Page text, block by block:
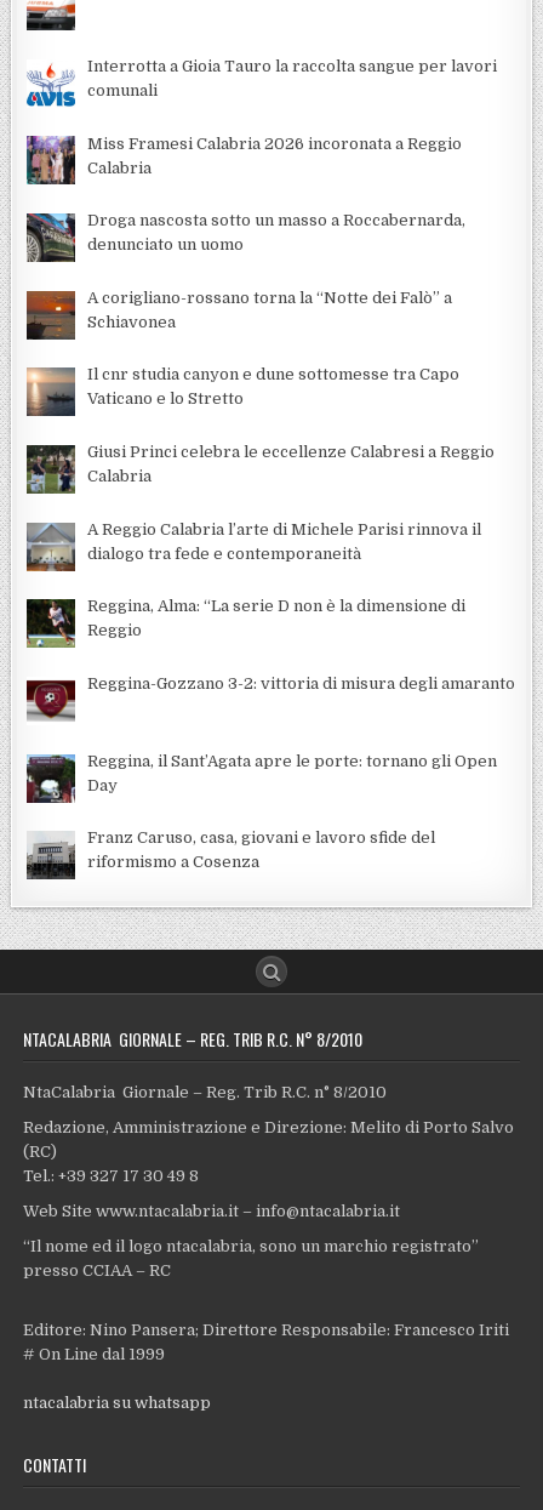
Interrotta a Gioia Tauro la raccolta sangue per lavori
comunali
Miss Framesi Calabria 2026 incoronata a Reggio
Calabria
Droga nascosta sotto un masso a Roccabernarda,
denunciato un uomo
A corigliano-rossano torna la “Notte dei Falò” a
Schiavonea
Il cnr studia canyon e dune sottomesse tra Capo
Vaticano e lo Stretto
Giusi Princi celebra le eccellenze Calabresi a Reggio
Calabria
A Reggio Calabria l’arte di Michele Parisi rinnova il
dialogo tra fede e contemporaneità
Reggina, Alma: “La serie D non è la dimensione di
Reggio
Reggina-Gozzano 3-2: vittoria di misura degli amaranto
Reggina, il Sant’Agata apre le porte: tornano gli Open
Day
Franz Caruso, casa, giovani e lavoro sfide del
riformismo a Cosenza
NTACALABRIA GIORNALE – REG. TRIB R.C. N° 8/2010
NtaCalabria Giornale – Reg. Trib R.C. n° 8/2010
Redazione, Amministrazione e Direzione: Melito di Porto Salvo
(RC)
Tel.: +39 327 17 30 49 8
Web Site www.ntacalabria.it – info@ntacalabria.it
“Il nome ed il logo ntacalabria, sono un marchio registrato”
presso CCIAA – RC
Editore: Nino Pansera; Direttore Responsabile: Francesco Iriti
# On Line dal 1999
ntacalabria su whatsapp
CONTATTI